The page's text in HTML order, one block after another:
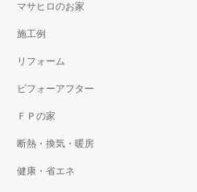
マサヒロのお家
施工例
リフォーム
ビフォーアフター
ＦＰの家
断熱・換気・暖房
健康・省エネ